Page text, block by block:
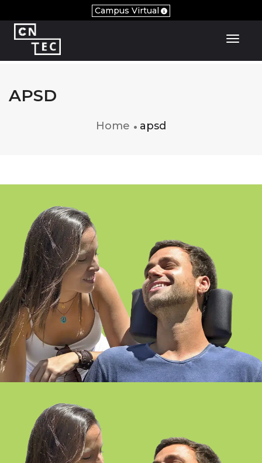
Campus Virtual
APSD
Home apsd
FP EN ATENCIÓN A PERSONAS EN
SITUACIÓN DE DEPENDENCIA
ONLINE SEVILLA